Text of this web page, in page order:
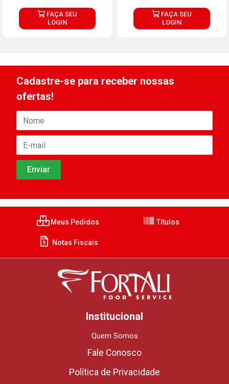
FAÇA SEU
LOGIN
FAÇA SEU
LOGIN
Cadastre-se para receber nossas
ofertas!
Meus Pedidos Títulos
Notas Fiscais
Institucional
Quem Somos
Fale Conosco
Política de Privacidade